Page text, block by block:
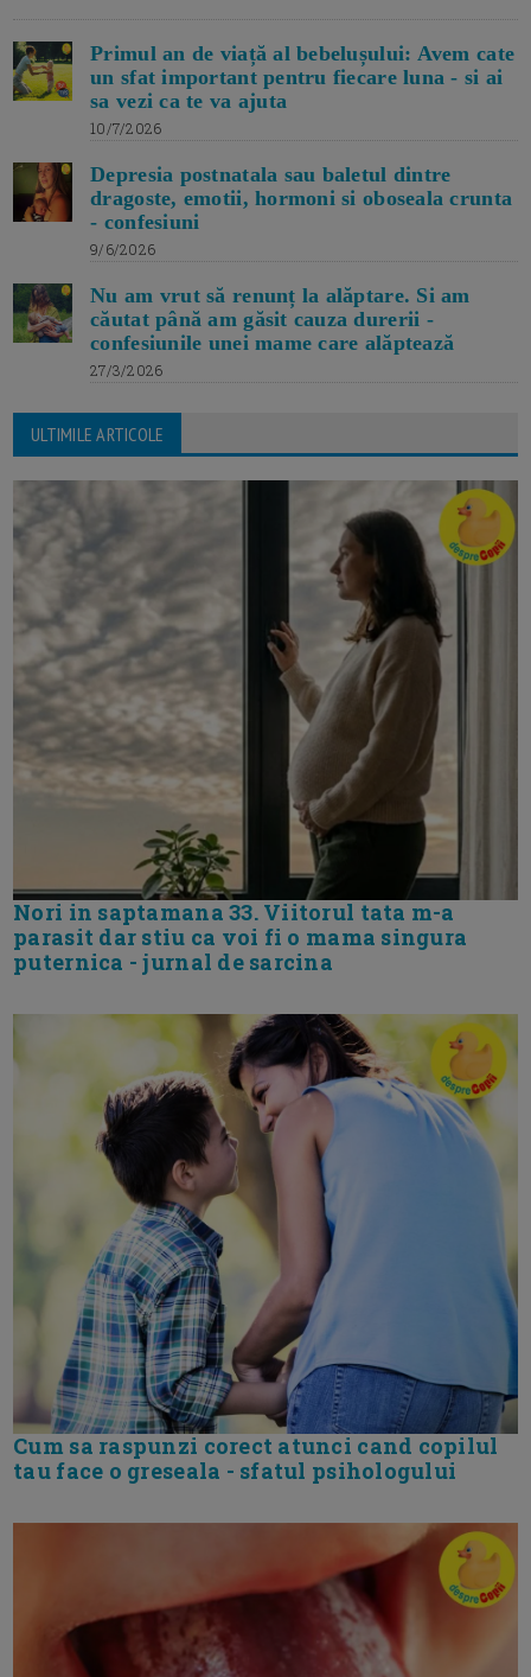
Primul an de viață al bebelușului: Avem cate
un sfat important pentru fiecare luna - si ai
sa vezi ca te va ajuta
10/7/2026
Depresia postnatala sau baletul dintre
dragoste, emotii, hormoni si oboseala crunta
- confesiuni
9/6/2026
Nu am vrut să renunț la alăptare. Si am
căutat până am găsit cauza durerii -
confesiunile unei mame care alăptează
27/3/2026
ULTIMILE ARTICOLE
Nori in saptamana 33. Viitorul tata m-a
parasit dar stiu ca voi fi o mama singura
puternica - jurnal de sarcina
Cum sa raspunzi corect atunci cand copilul
tau face o greseala - sfatul psihologului